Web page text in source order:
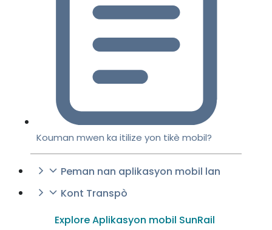
Kouman mwen ka itilize yon tikè mobil?
Peman nan aplikasyon mobil lan
Kont Transpò
Explore Aplikasyon mobil SunRail